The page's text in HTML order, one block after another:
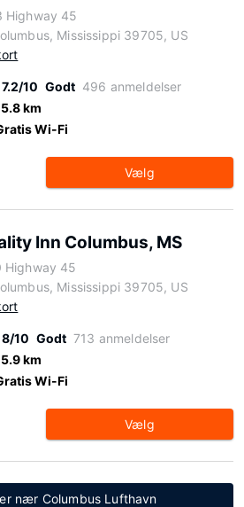
Highway 45
Mississippi 39705, US
7.2/10 Godt 496 anmeldelser
km
Wi-Fi
Vælg
Inn Columbus, MS
Highway 45
Mississippi 39705, US
8/10 Godt 713 anmeldelser
km
Wi-Fi
Vælg
nær Columbus Lufthavn